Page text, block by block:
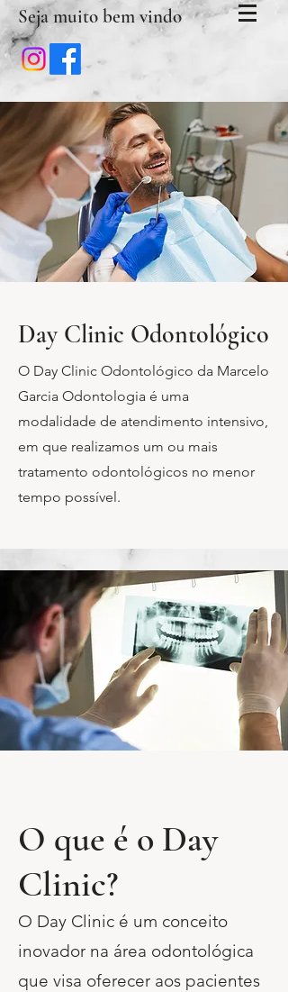
Seja muito bem vindo
Day Clinic Odontológico
O Day Clinic Odontológico da Marcelo
Garcia Odontologia é uma
modalidade de atendimento intensivo,
em que realizamos um ou mais
tratamento odontológicos no menor
tempo possível.
O que é o Day
Clinic?
O Day Clinic é um conceito
inovador na área odontológica
que visa oferecer aos pacientes